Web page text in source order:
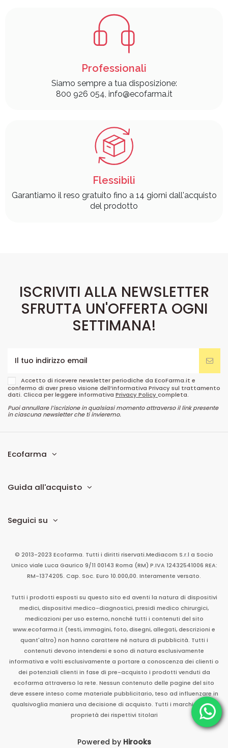
Professionali
Siamo sempre a tua disposizione:
800 926 054, info@ecofarma.it
Flessibili
Garantiamo il reso gratuito fino a 14 giorni dall'acquisto
del prodotto
ISCRIVITI ALLA NEWSLETTER
SFRUTTA UN'OFFERTA OGNI
SETTIMANA!
Accetto di ricevere newsletter periodiche da EcoFarma.it e
confermo di aver preso visione dell’informativa Privacy sul trattamento
dati. Clicca per leggere informativa Privacy Policycompleta.
Puoi annullare l’iscrizione in qualsiasi momento attraverso il link presente
in ciascuna newsletter che ti invieremo.
Ecofarma
Guida all'acquisto
Seguici su
© 2013-2023 Ecofarma. Tutti i diritti riservati.Mediacom S.r.l a Socio
Unico viale Luca Gaurico 9/11 00143 Roma (RM) P.IVA 12432541006 REA:
RM-1374205. Cap. Soc. Euro 10.000,00. Interamente versato.
Tutti i prodotti esposti su questo sito ed aventi la natura di dispositivi
medici, dispositivi medico-diagnostici, presidi medico chirurgici,
medicazioni per uso esterno, nonché tutti i contenuti del sito
www.ecofarma.it (testi, immagini, foto, disegni, allegati, descrizioni e
quant'altro) non hanno carattere né natura di pubblicità. Tutti i
contenuti devono intendersi e sono di natura esclusivamente
informativa e volti esclusivamente a portare a conoscenza dei clienti o
dei potenziali clienti in fase di pre-acquisto i prodotti venduti da
ecofarma attraverso la rete. Nessun contenuto delle pagine del sito
deve essere inteso come materiale pubblicitario, teso ad influenzare in
qualsivoglia maniera una decisione di acquisto. Tutti i marchi sono di
proprietà dei rispettivi titolari
Powered by Hirooks